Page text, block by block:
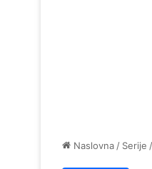
Naslovna / Serije /